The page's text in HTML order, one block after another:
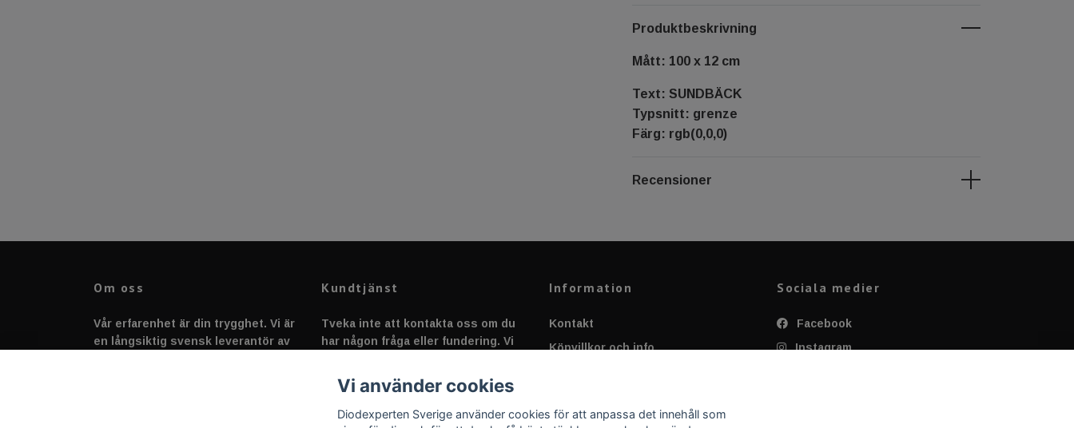
Produktbeskrivning
Mått: 100 x 12 cm
Text: SUNDBÄCK
Typsnitt: grenze
Färg: rgb(0,0,0)
Recensioner
Om oss
Vår erfarenhet är din trygghet. Vi är
en långsiktig svensk leverantör av
Kundtjänst
Tveka inte att kontakta oss om du
har någon fråga eller fundering. Vi
Information
Kontakt
Köpvillkor och info
Applicering av Dekal
Sociala medier
Facebook
Instagram
Vi använder cookies
Diodexperten Sverige använder cookies för att anpassa det innehåll som